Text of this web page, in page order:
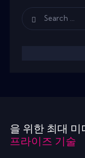
을 위한 최대
프라이즈 기술